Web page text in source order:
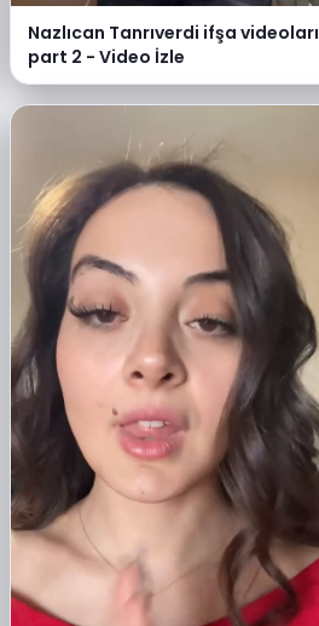
Nazlıcan Tanrıverdi ifşa videoları
part 2 - Video İzle